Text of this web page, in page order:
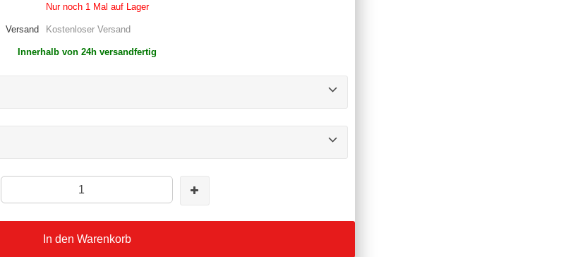
Nur noch 1 Mal auf Lager
Versand Kostenloser Versand
Innerhalb von 24h versandfertig
In den Warenkorb